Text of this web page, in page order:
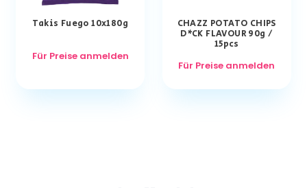
Takis Fuego 10x180g
Für Preise anmelden
CHAZZ POTATO CHIPS
D*CK FLAVOUR 90g /
15pcs
Für Preise anmelden